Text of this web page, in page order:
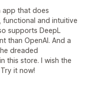
app that does
functional and intuitive
supports DeepL
than OpenAI. And a
dreaded
this store. I wish the
it now!